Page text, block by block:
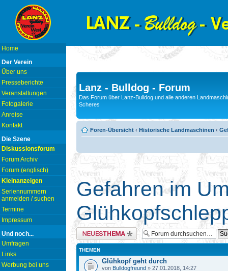
Home
Der Verein
Über uns
Presseberichte
Veranstaltungen
Fotogalerie
Anreise
Kontakt
Die Szene
Diskussionsforum
Forum Archiv
Forum (englisch)
Kleinanzeigen
Seriennummern
anmelden / suchen
Termine
Impressum
Und noch...
Umfragen
Links
Werbung bei uns
Lanz - Bulldog - Forum
Das Forum über Lanz-Bulldog und alle anderen
Scheres
Foren-Übersicht ‹ Historische Landmaschinen ‹
Gefahren im
Neues Thema erstellen
THEMEN
Glühkopf geht durch
von Bulldogfreund » 27.01.2018, 14:27